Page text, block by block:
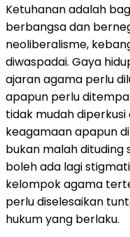
Ketuhanan adalah
berbangsa dan
neoliberalisme,
diwaspadai. Gaya
ajaran agama perlu
apapun perlu
tidak mudah diperkusi
keagamaan apapun
bukan malah dituding
boleh ada lagi
kelompok agama
perlu diselesaikan
hukum yang berlaku.